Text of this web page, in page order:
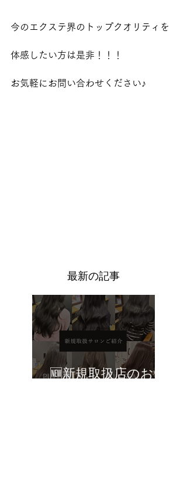
今のエクステ界のトップクオリティを
体感したい方は是非！！！
お気軽にお問い合わせください♪
​最新の記事
🆕新規取扱店のお知